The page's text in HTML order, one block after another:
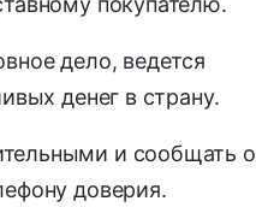
дело, ведется
денег в страну.
и сообщать о
доверия.